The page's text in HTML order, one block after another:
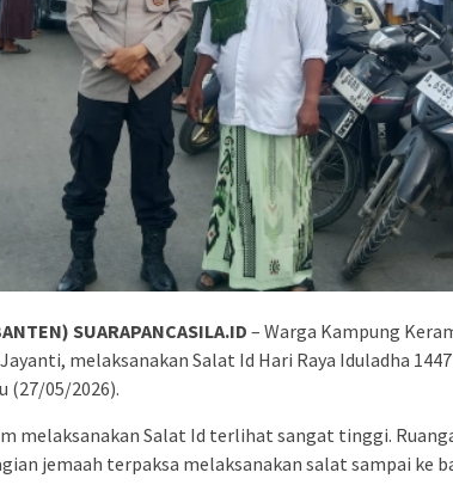
SUARAPANCASILA.ID – Warga Kampung
melaksanakan Salat Id Hari Raya Iduladha
(27/05/2026).
melaksanakan Salat Id terlihat sangat tinggi.
jemaah terpaksa melaksanakan salat sampai ke